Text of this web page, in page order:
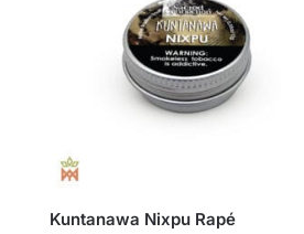
Kuntanawa Nixpu Rapé